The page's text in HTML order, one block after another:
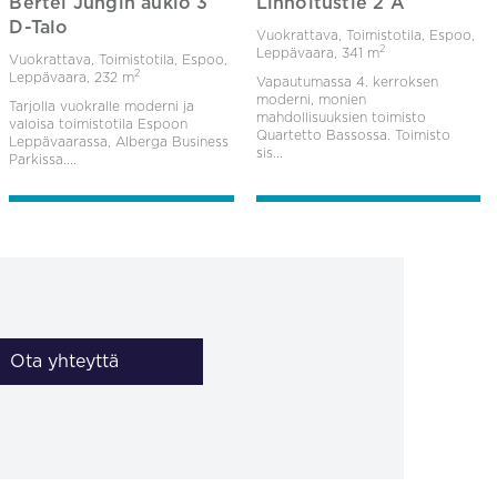
D-Talo
Vuokrattava, Toimistotila, Espoo,
Leppävaara, 232 m2
Tarjolla vuokralle moderni ja
valoisa toimistotila Espoon
Leppävaarassa, Alberga Business
Parkissa....
Vuokrattava, Toimistotila, Espoo,
Leppävaara,
341 m2
Vapautumassa 4. kerroksen
moderni, monien
mahdollisuuksien toimisto
Quartetto Bassossa. Toimisto
sis...
Ota yhteyttä